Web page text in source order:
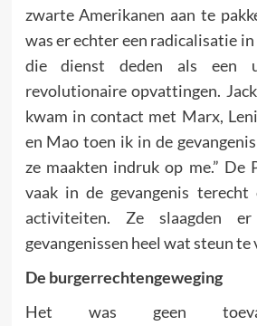
zwarte Amerikanen aan te
was er echter een radicalisatie in
die dienst deden als een
revolutionaire opvattingen.
kwam in contact met Marx,
en Mao toen ik in de
ze maakten indruk op me.” De
vaak in de gevangenis
activiteiten. Ze slaagden
gevangenissen heel wat steun te
De burgerrechtengeweging
Het was geen